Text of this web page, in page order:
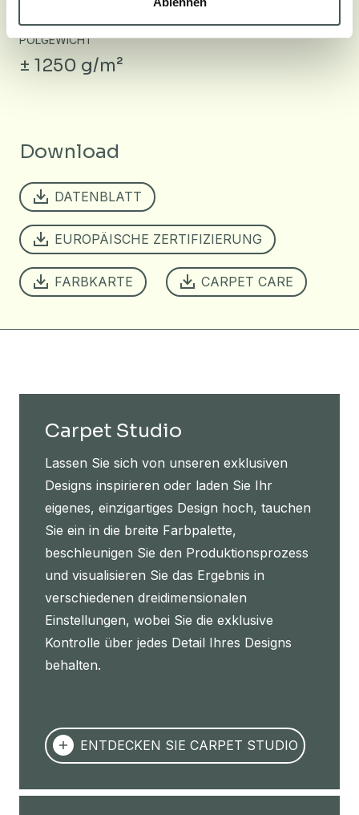
POLGEWICHT
± 1250 g/m²
Download
DATENBLATT
EUROPÄISCHE ZERTIFIZIERUNG
FARBKARTE CARPET CARE
Carpet Studio
Lassen Sie sich von unseren exklusiven
Designs inspirieren oder laden Sie Ihr
eigenes, einzigartiges Design hoch, tauchen
Sie ein in die breite Farbpalette,
beschleunigen Sie den Produktionsprozess
und visualisieren Sie das Ergebnis in
verschiedenen dreidimensionalen
Einstellungen, wobei Sie die exklusive
Kontrolle über jedes Detail Ihres Designs
behalten.
ENTDECKEN SIE CARPET STUDIO